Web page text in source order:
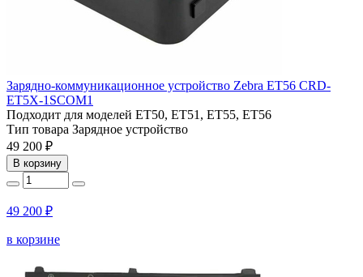
Зарядно-коммуникационное устройство Zebra ET56 CRD-
ET5X-1SCOM1
Подходит для моделей ET50, ET51, ET55, ET56
Тип товара Зарядное устройство
49 200 ₽
В корзину
49 200 ₽
в корзине